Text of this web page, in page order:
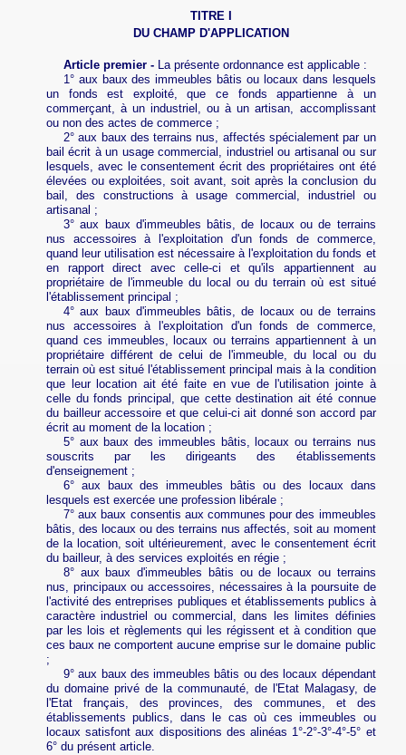
TITRE I
DU CHAMP D'APPLICATION
Article premier -La présente ordonnance est applicable :
1° aux baux des immeubles bâtis ou locaux dans lesquels
un fonds est exploité, que ce fonds appartienne à un
commerçant, à un industriel, ou à un artisan, accomplissant
ou non des actes de commerce ;
2° aux baux des terrains nus, affectés spécialement par un
bail écrit à un usage commercial, industriel ou artisanal ou sur
lesquels, avec le consentement écrit des propriétaires ont été
élevées ou exploitées, soit avant, soit après la conclusion du
bail, des constructions à usage commercial, industriel ou
artisanal ;
3° aux baux d'immeubles bâtis, de locaux ou de terrains
nus accessoires à l'exploitation d'un fonds de commerce,
quand leur utilisation est nécessaire à l'exploitation du fonds et
en rapport direct avec celle-ci et qu'ils appartiennent au
propriétaire de l'immeuble du local ou du terrain où est situé
l'établissement principal ;
4° aux baux d'immeubles bâtis, de locaux ou de terrains
nus accessoires à l'exploitation d'un fonds de commerce,
quand ces immeubles, locaux ou terrains appartiennent à un
propriétaire différent de celui de l'immeuble, du local ou du
terrain où est situé l'établissement principal mais à la condition
que leur location ait été faite en vue de l'utilisation jointe à
celle du fonds principal, que cette destination ait été connue
du bailleur accessoire et que celui-ci ait donné son accord par
écrit au moment de la location ;
5° aux baux des immeubles bâtis, locaux ou terrains nus
souscrits par les dirigeants des établissements
d'enseignement ;
6° aux baux des immeubles bâtis ou des locaux dans
lesquels est exercée une profession libérale ;
7° aux baux consentis aux communes pour des immeubles
bâtis, des locaux ou des terrains nus affectés, soit au moment
de la location, soit ultérieurement, avec le consentement écrit
du bailleur, à des services exploités en régie ;
8° aux baux d'immeubles bâtis ou de locaux ou terrains
nus, principaux ou accessoires, nécessaires à la poursuite de
l'activité des entreprises publiques et établissements publics à
caractère industriel ou commercial, dans les limites définies
par les lois et règlements qui les régissent et à condition que
ces baux ne comportent aucune emprise sur le domaine public
;
9° aux baux des immeubles bâtis ou des locaux dépendant
du domaine privé de la communauté, de l'Etat Malagasy, de
l'Etat français, des provinces, des communes, et des
établissements publics, dans le cas où ces immeubles ou
locaux satisfont aux dispositions des alinéas 1°‑2°‑3°‑4°‑5° et
6° du présent article.